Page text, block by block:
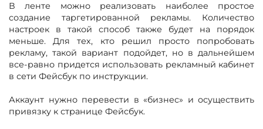
В ленте можно реализовать наиболее простое
создание таргетированной рекламы. Количество
настроек в такой способ также будет на порядок
меньше. Для тех, кто решил просто попробовать
рекламу, такой вариант подойдет, но в дальнейшем
все-равно придется использовать рекламный кабинет
в сети Фейсбук по инструкции.
Аккаунт нужно перевести в «бизнес» и осуществить
привязку к странице Фейсбук.